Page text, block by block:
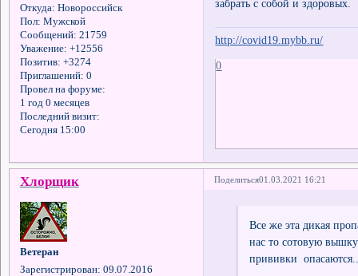
Откуда: Новороссийск
Пол: Мужской
Сообщений: 21759
Уважение: +12556
Позитив: +3274
Приглашений: 0
Провел на форуме:
1 год 0 месяцев
Последний визит:
Сегодня 15:00
забрать с собой и здоровых.
http://covid19.mybb.ru/
0
Поделиться01.03.2021 16:21
Хлорщик
Ветеран
Зарегистрирован: 09.07.2016
Все же эта дикая
нас то сотовую
прививки